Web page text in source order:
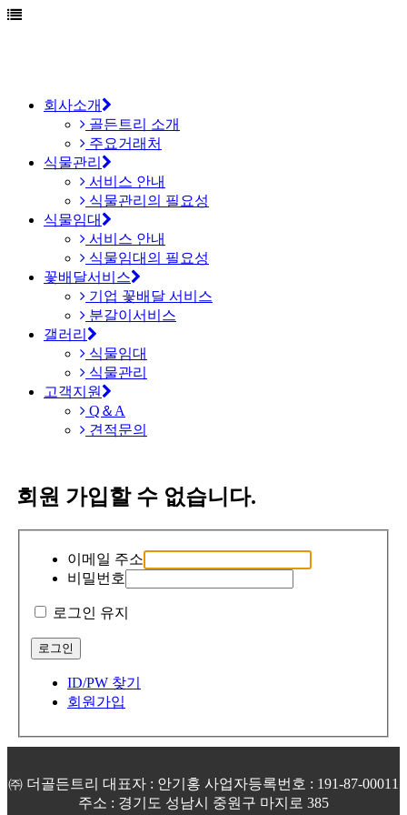
회사소개
골든트리 소개
주요거래처
식물관리
서비스 안내
식물관리의 필요성
식물임대
서비스 안내
식물임대의 필요성
꽃배달서비스
기업 꽃배달 서비스
분갈이서비스
갤러리
식물임대
식물관리
고객지원
Q＆A
견적문의
회원 가입할 수 없습니다.
이메일 주소
비밀번호
로그인 유지
ID/PW 찾기
회원가입
㈜ 더골든트리 대표자 : 안기홍 사업자등록번호 : 191-87-00011
주소 : 경기도 성남시 중원구 마지로 385